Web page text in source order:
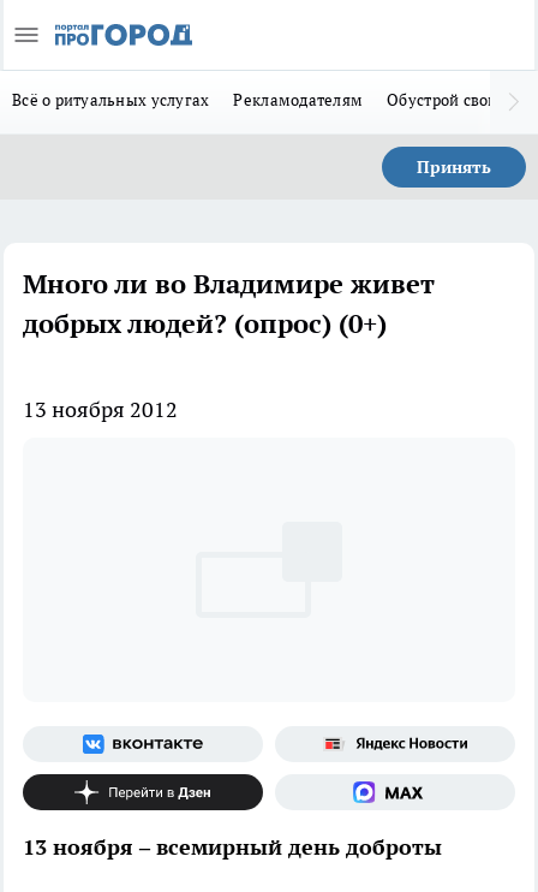
Всё о ритуальных услугах Рекламодателям Обустрой свой дом
Принять
Много ли во Владимире живет
добрых людей? (опрос) (0+)
13 ноября 2012
13 ноября – всемирный день доброты